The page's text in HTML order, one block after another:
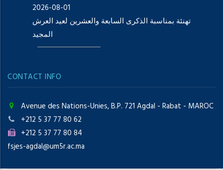
2026-08-01
تهنئة بمناسبة الذكرى السابعة والعشرين لعيد العرش
المجيد
CONTACT INFO
Avenue des Nations-Unies, B.P. 721 Agdal - Rabat - MAROC
+212 5 37 77 80 62
+212 5 37 77 80 84
fsjes-agdal@um5r.ac.ma